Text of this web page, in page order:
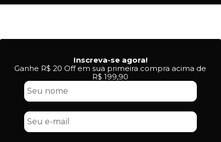
Inscreva-se agora!
Ganhe R$ 20 Off em sua primeira compra acima de
R$ 199,90